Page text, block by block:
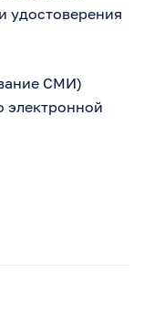
удостоверения
СМИ)
электронной